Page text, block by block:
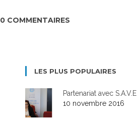
0 COMMENTAIRES
LES PLUS POPULAIRES
Partenariat avec
10 novembre 2016